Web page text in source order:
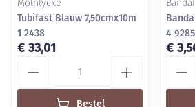
Molnlycke
Tubifast Blauw 7,50cmx10m
1 2438
€ 33,01
Bestel
4
€